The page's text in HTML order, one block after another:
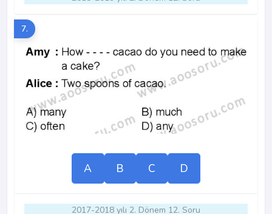
7.
A B C D
2017-2018 yılı 2. Dönem 12. Soru